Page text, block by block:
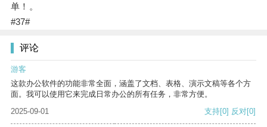
单！。
#37#
评论
游客
这款办公软件的功能非常全面，涵盖了文档、表格、演示文稿等各个方
面。我可以使用它来完成日常办公的所有任务，非常方便。
2025-09-01
支持[0] 反对[0]